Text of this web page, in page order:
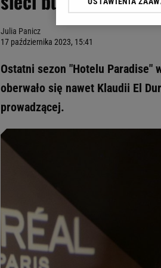
Julia Panicz
17 października 2023, 15:41
Ostatni sezon "Hotelu Paradise"
oberwało się nawet Klaudii El
prowadzącej.
Klikając „Akceptuję”
odnośnik „Ustawienia
My, nasi Zaufani
Użycie dokładnych